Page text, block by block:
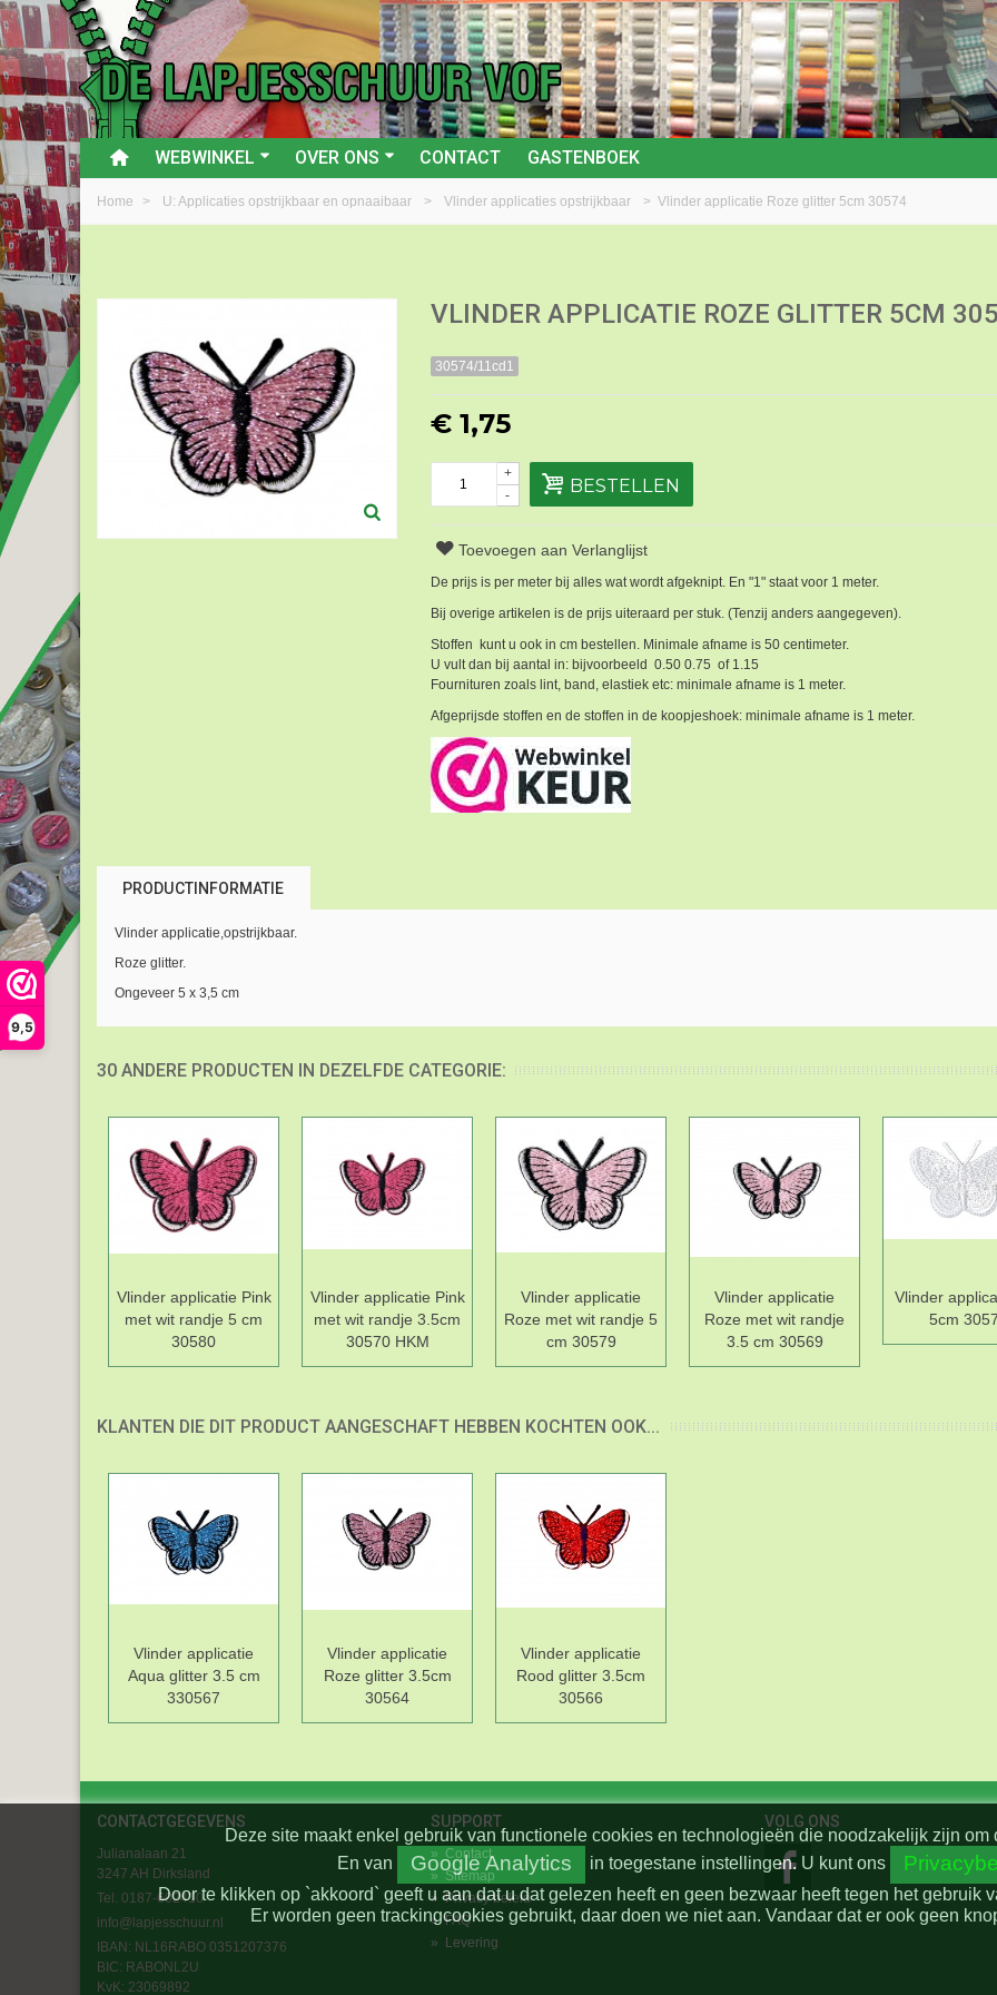
9,5
WEBWINKEL OVER ONS CONTACT GASTENBOEK
Home > U: Applicaties opstrijkbaar en opnaaibaar > Vlinder applicaties opstrijkbaar > Vlinder applicatie Roze glitter 5cm 30574
VLINDER APPLICATIE ROZE GLITTER 5CM
30574/11cd1
€ 1,75
-
+
BESTELLEN
Toevoegen aan Verlanglijst
De prijs is per meter bij alles wat wordt afgeknipt. En "1" staat voor 1 meter.
Bij overige artikelen is de prijs uiteraard per stuk. (Tenzij anders aangegeven).
Stoffen kunt u ook in cm bestellen. Minimale afname is 50 centimeter.
U vult dan bij aantal in: bijvoorbeeld 0.50 0.75 of 1.15
Fournituren zoals lint, band, elastiek etc: minimale afname is 1 meter.
Afgeprijsde stoffen en de stoffen in de koopjeshoek: minimale afname is 1 meter.
PRODUCTINFORMATIE
Vlinder applicatie,opstrijkbaar.
Roze glitter.
Ongeveer 5 x 3,5 cm
30 ANDERE PRODUCTEN IN DEZELFDE CATEGORIE:
Vlinder applicatie Pink
met wit randje 5 cm
30580
Vlinder applicatie Pink
met wit randje 3.5cm
30570 HKM
Vlinder applicatie
Roze met wit randje 5
cm 30579
Vlinder applicatie
Roze met wit randje
3.5 cm 30569
Vlinder
5cm
KLANTEN DIE DIT PRODUCT AANGESCHAFT HEBBEN KOCHTEN OOK...
Vlinder applicatie
Aqua glitter 3.5 cm
330567
Vlinder applicatie
Roze glitter 3.5cm
30564
Vlinder applicatie
Rood glitter 3.5cm
30566
CONTACTGEGEVENS
Julianalaan 21
3247 AH Dirksland
Tel. 0187-602410
info@lapjesschuur.nl
IBAN: NL16RABO 0351207376
BIC: RABONL2U
KvK: 23069892
SUPPORT
» Contact
» Sitemap
»Privacy beleid
»FAQ
»
Levering
VOLG ONS
Deze site maakt enkel gebruik van functionele cookies en technologieën die noodzakelijk zijn
En van Google Analytics in toegestane instellingen. U kunt ons
Door te klikken op `akkoord` geeft u aan dat u dat gelezen heeft en geen bezwaar heeft tegen het gebruik
Er worden geen trackingcookies gebruikt, daar doen we niet aan. Vandaar dat er ook geen